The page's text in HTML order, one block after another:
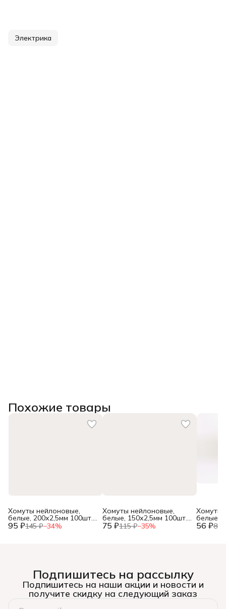
Электрика
Похожие товары
95 ₽145 ₽−34%
Хомуты нейлоновые,
белые, 200х2,5мм 100шт.,
(уп.) 75 ₽115 ₽−35%
Хомуты нейлоновые,
белые, 150х2,5мм 100шт.,
(уп.) 56 ₽85
Хомуты
белые,
(уп.)
Подпишитесь на рассылку
Подпишитесь на наши акции и новости и
получите скидку на следующий заказ